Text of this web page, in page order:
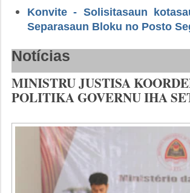
Konvite - Solisitasaun
Separasaun Bloku no Posto
Notícias
MINISTRU JUSTISA
POLITIKA GOVERNU IHA